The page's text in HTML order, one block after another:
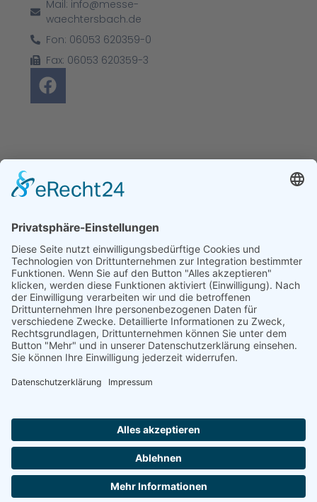
Mail: info@messe-
waechtersbach.de
Fon: 06053 620359-0
Fax: 06053 620359-3
+
−
Leaflet|©OpenStreetMap
IMPRESSUMΙDATENSCHUTZΙ
GEWINNSPIELE